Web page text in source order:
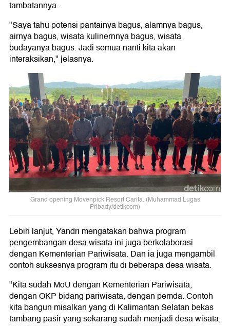
tambatannya.
"Saya tahu potensi pantainya bagus, alamnya bagus,
airnya bagus, wisata kulinernnya bagus, wisata
budayanya bagus. Jadi semua nanti kita akan
interaksikan," jelasnya.
Grand opening Movenpick Resort Carita. (Muhammad Lugas
Pribady/detikcom)
Lebih lanjut, Yandri mengatakan bahwa program
pengembangan desa wisata ini juga berkolaborasi
dengan Kementerian Pariwisata. Dan ia juga mengambil
contoh suksesnya program itu di beberapa desa wisata.
"Kita sudah MoU dengan Kementerian Pariwisata,
dengan OKP bidang pariwisata, dengan pemda. Contoh
kita bangun misalkan yang di Kalimantan Selatan bekas
tambang pasir yang sekarang sudah menjadi desa wisata,